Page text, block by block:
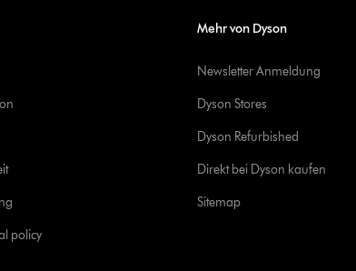
policy
Mehr von Dyson
Newsletter Anmeldung
Dyson Stores
Dyson Refurbished
Direkt bei Dyson kaufen
Sitemap